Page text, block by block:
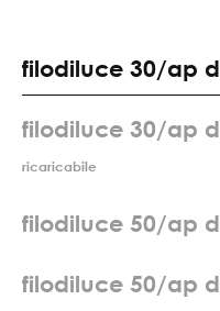
filodiluce 30/ap d
filodiluce 30/ap
ricaricabile
filodiluce 50/ap d
filodiluce 50/ap